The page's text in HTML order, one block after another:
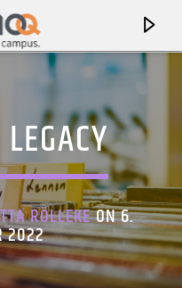
RÖLLEKEON 6.
2022